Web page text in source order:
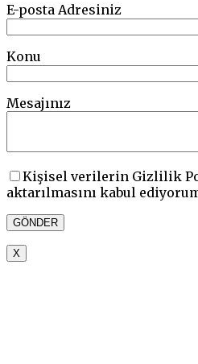
E-posta Adresiniz
Konu
Mesajınız
Kişisel verilerin Gizlilik
aktarılmasını kabul
X